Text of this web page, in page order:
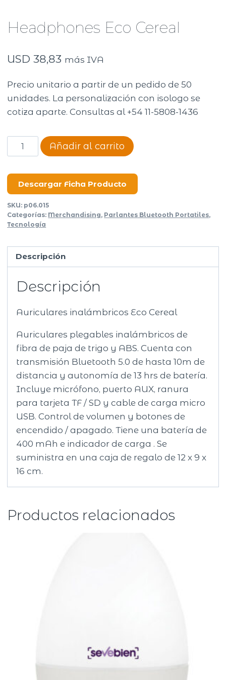
Headphones Eco Cereal
USD 38,83 más IVA
Precio unitario a partir de un pedido de 50
unidades. La personalización con isologo se
cotiza aparte. Consultas al +54 11-5808-1436
Headphones
Eco
cantidad
Añadir al carrito
Descargar Ficha Producto
SKU: p06.015
Categorías: Merchandising, Parlantes Bluetooth Portatiles,
Tecnología
Descripción
Descripción
Auriculares inalámbricos Eco Cereal
Auriculares plegables inalámbricos de
fibra de paja de trigo y ABS. Cuenta con
transmisión Bluetooth 5.0 de hasta 10m de
distancia y autonomía de 13 hrs de batería.
Incluye micrófono, puerto AUX, ranura
para tarjeta TF / SD y cable de carga micro
USB. Control de volumen y botones de
encendido / apagado. Tiene una batería de
400 mAh e indicador de carga . Se
suministra en una caja de regalo de 12 x 9 x
16 cm.
Productos relacionados